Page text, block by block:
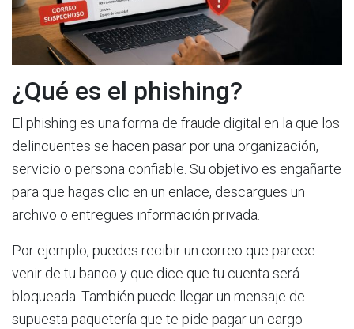
¿Qué es el phishing?
El phishing es una forma de fraude digital en la que los
delincuentes se hacen pasar por una organización,
servicio o persona confiable. Su objetivo es engañarte
para que hagas clic en un enlace, descargues un
archivo o entregues información privada.
Por ejemplo, puedes recibir un correo que parece
venir de tu banco y que dice que tu cuenta será
bloqueada. También puede llegar un mensaje de
supuesta paquetería que te pide pagar un cargo